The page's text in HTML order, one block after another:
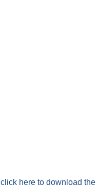
click here to download the